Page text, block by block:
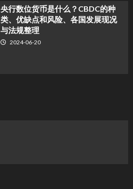
央行数位货币是什么？CBDC的种
类、优缺点和风险、各国发展现况
与法规整理
2024-06-20